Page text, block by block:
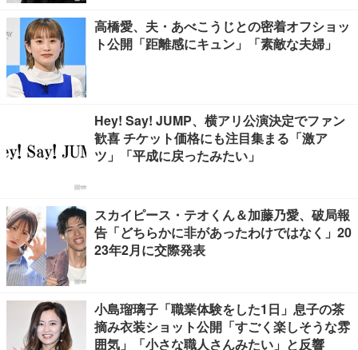
高橋愛、夫・あべこうじとの密着オフショッ
ト公開「距離感にキュン」「素敵な夫婦」
Hey! Say! JUMP、横アリ公演決定でファン
歓喜 チケット価格にも注目集まる「激ア
ツ」「平成に戻ったみたい」
スカイピース・テオくん＆加藤乃愛、破局報
告「どちらかに非があったわけではなく」20
23年2月に交際発表
小島瑠璃子「職業体験をした1日」息子の茶
摘み衣装ショット公開「すごく楽しそうな雰
囲気」「小さな職人さんみたい」と反響